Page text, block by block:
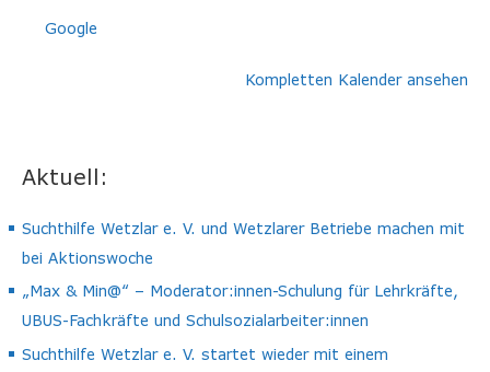
Google
Kompletten Kalender ansehen
Aktuell:
Suchthilfe Wetzlar e. V. und Wetzlarer Betriebe machen mit
bei Aktionswoche
„Max & Min@“ – Moderator:innen-Schulung für Lehrkräfte,
UBUS-Fachkräfte und Schulsozialarbeiter:innen
Suchthilfe Wetzlar e. V. startet wieder mit einem